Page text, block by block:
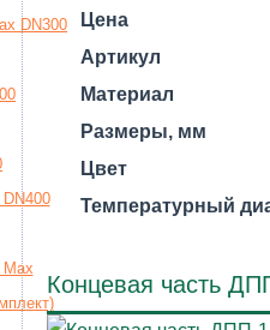
DN300
Max
Цена
Артикул
Материал
Размеры, мм
Цвет
Температурный
Концевая часть